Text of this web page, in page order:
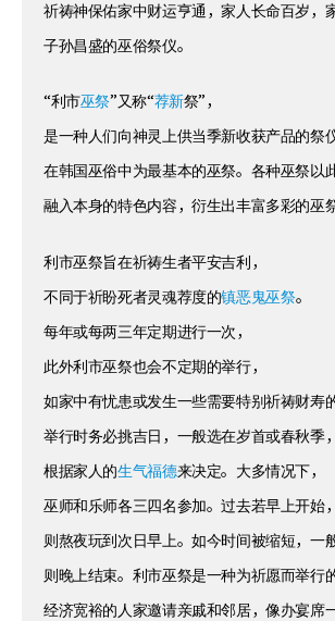
祈祷神保佑家中财运亨通，家人长命百岁，
子孙昌盛的巫俗祭仪。
“利市巫祭”又称“荐新祭”，
是一种人们向神灵上供当季新收获产品的祭仪
在韩国巫俗中为最基本的巫祭。各种巫祭以
融入本身的特色内容，衍生出丰富多彩的巫
利市巫祭旨在祈祷生者平安吉利，
不同于祈盼死者灵魂荐度的镇恶鬼巫祭。
每年或每两三年定期进行一次，
此外利市巫祭也会不定期的举行，
如家中有忧患或发生一些需要特别祈祷财寿
举行时务必挑吉日，一般选在岁首或春秋季，
根据家人的生气福德来决定。大多情况下，
巫师和乐师各三四名参加。过去若早上开始，
则熬夜玩到次日早上。如今时间被缩短，一
则晚上结束。利市巫祭是一种为祈愿而举行
经济宽裕的人家邀请亲戚和邻居，像办宴席